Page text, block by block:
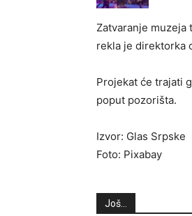
Zatvaranje
rekla je direktorka
Projekat će trajati
poput pozorišta.
Izvor: Glas Srpske
Foto: Pixabay
Još...